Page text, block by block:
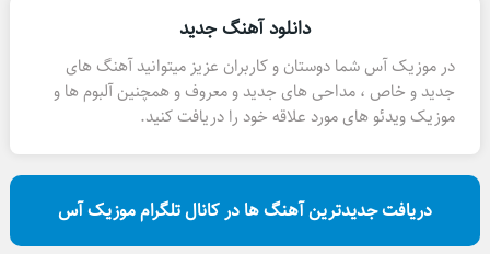
دانلود آهنگ جدید
در موزیک آس شما دوستان و کاربران عزیز میتوانید آهنگ های
جدید و خاص ، مداحی های جدید و معروف و همچنین آلبوم ها و
موزیک ویدئو های مورد علاقه خود را دریافت کنید.
دریافت جدیدترین آهنگ ها در کانال تلگرام موزیک آس